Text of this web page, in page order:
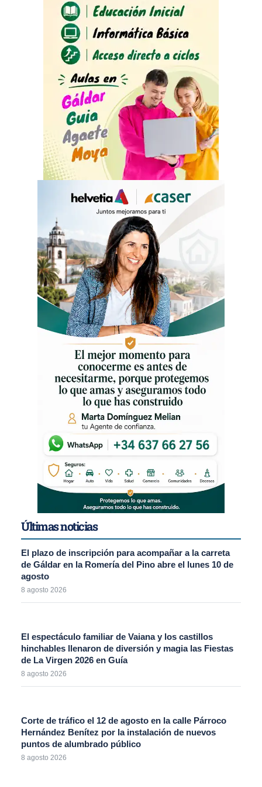
Últimas noticias
El plazo de inscripción para acompañar a la carreta
de Gáldar en la Romería del Pino abre el lunes 10 de
agosto
8 agosto 2026
El espectáculo familiar de Vaiana y los castillos
hinchables llenaron de diversión y magia las Fiestas
de La Virgen 2026 en Guía
8 agosto 2026
Corte de tráfico el 12 de agosto en la calle Párroco
Hernández Benítez por la instalación de nuevos
puntos de alumbrado público
8 agosto 2026